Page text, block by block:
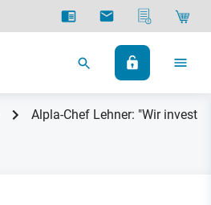
Alpla-Chef Lehner: "Wir